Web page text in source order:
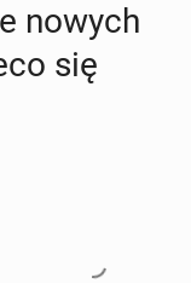
nowych
się